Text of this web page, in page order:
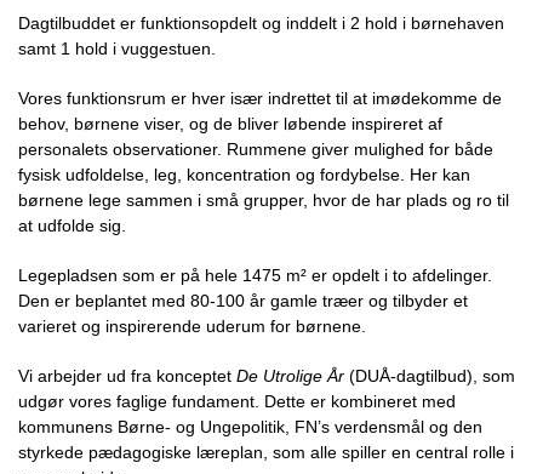
Dagtilbuddet er funktionsopdelt og inddelt i 2 hold i børnehaven
samt 1 hold i vuggestuen.
Vores funktionsrum er hver især indrettet til at imødekomme de
behov, børnene viser, og de bliver løbende inspireret af
personalets observationer. Rummene giver mulighed for både
fysisk udfoldelse, leg, koncentration og fordybelse. Her kan
børnene lege sammen i små grupper, hvor de har plads og ro til
at udfolde sig.
Legepladsen som er på hele 1475 m² er opdelt i to afdelinger.
Den er beplantet med 80-100 år gamle træer og tilbyder et
varieret og inspirerende uderum for børnene.
Vi arbejder ud fra konceptet De Utrolige År (DUÅ-dagtilbud), som
udgør vores faglige fundament. Dette er kombineret med
kommunens Børne- og Ungepolitik, FN’s verdensmål og den
styrkede pædagogiske læreplan, som alle spiller en central rolle i